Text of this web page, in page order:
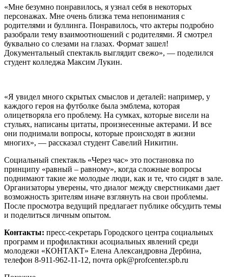
«Мне безумно понравилось, я узнал себя в некоторых
персонажах. Мне очень близка тема непонимания с
родителями и буллинга. Понравилось, что актеры подробно
разобрали тему взаимоотношений с родителями. Я смотрел
буквально со слезами на глазах. Формат зашел!
Документальный спектакль выглядит свежо», — поделился
студент колледжа Максим Лукин.
«Я увидел много скрытых смыслов и деталей: например, у
каждого героя на футболке была эмблема, которая
олицетворяла его проблему. На сумках, которые висели на
стульях, написаны цитаты, произнесенные актерами. И все
они поднимали вопросы, которые происходят в жизни
многих», — рассказал студент Савелий Никитин.
Социальный спектакль «Через час» это постановка по
принципу «равный – равному», когда сложные вопросы
поднимают такие же молодые люди, как и те, что сидят в зале.
Организаторы уверены, что диалог между сверстниками дает
возможность зрителям иначе взглянуть на свои проблемы.
После просмотра ведущий предлагает публике обсудить темы
и поделиться личным опытом.
Контакты: пресс-секретарь Городского центра социальных
программ и профилактики асоциальных явлений среди
молодежи «КОНТАКТ» Елена Александровна Дербина,
телефон 8-911-962-11-12, почта opk@profcenter.spb.ru